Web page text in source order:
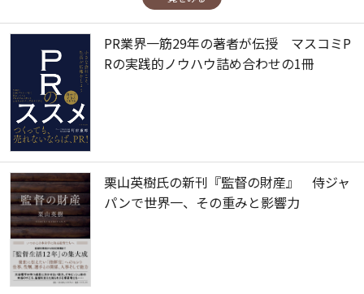
PR業界一筋29年の著者が伝授 マスコミP
Rの実践的ノウハウ詰め合わせの1冊
栗山英樹氏の新刊『監督の財産』 侍ジャ
パンで世界一、その重みと影響力